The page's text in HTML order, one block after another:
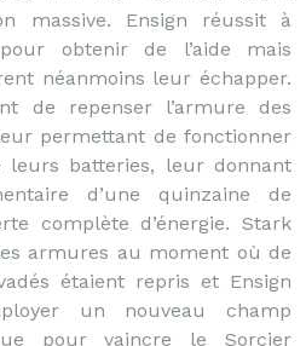
massive. Ensign réussit à
obtenir de l’aide mais
néanmoins leur échapper.
de repenser l’armure des
permettant de fonctionner
leurs batteries, leur donnant
d’une quinzaine de
complète d’énergie. Stark
armures au moment où de
étaient repris et Ensign
un nouveau champ
pour vaincre le Sorcier